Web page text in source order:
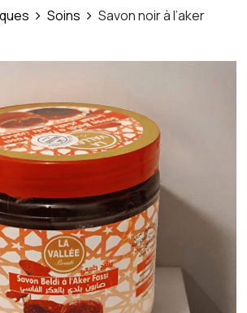
Soins
Savon noir à l’aker